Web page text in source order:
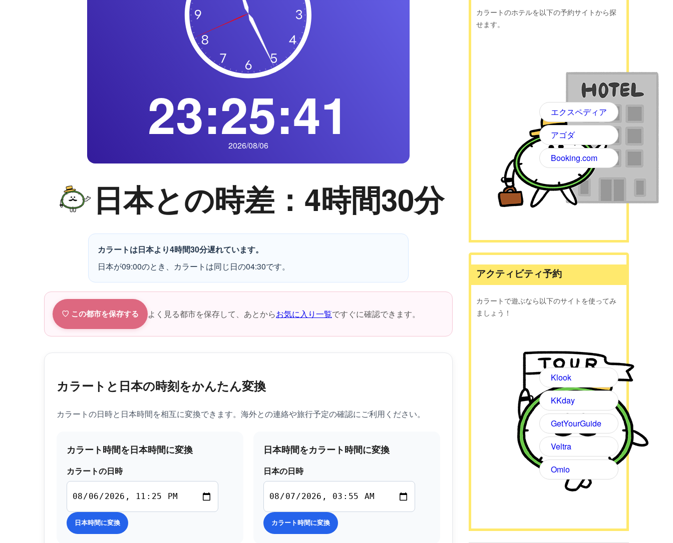
23:25:42
2026/08/06
日本との時差：4時間30分
カラートは日本より4時間30分遅れています。
日本が09:00のとき、カラートは同じ日の04:30です。
♡ この都市を保存する よく見る都市を保存して、あとからお気に入り一覧ですぐに確認できます。
カラートと日本の時刻をかんたん変換
カラートの日時と日本時間を相互に変換できます。海外との連絡や旅行予定の確認にご利用ください。
カラート時間を日本時間に変換
カラートの日時
日本時間に変換
日本時間をカラート時間に変換
日本の日時
カラート時間に変換
カラートのホテルを以下の予約サイトから探
せます。
エクスペディア
アゴダ
Booking.com
アクティビティ予約
カラートで遊ぶなら以下のサイトを使ってみ
ましょう！
Klook
KKday
GetYourGuide
Veltra
Omio